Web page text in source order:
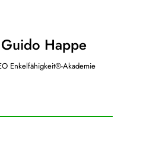
Guido Happe
Enkelfähigkeit®-Akademie